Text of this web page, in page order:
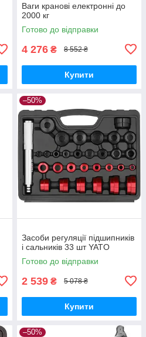
Ваги кранові електронні до
2000 кг
Готово до відправки
4 276 ₴ 8 552 ₴
Купити
–50%
Засоби регуляції підшипників
і сальників 33 шт YATO
Готово до відправки
2 539 ₴ 5 078 ₴
Купити
–50%